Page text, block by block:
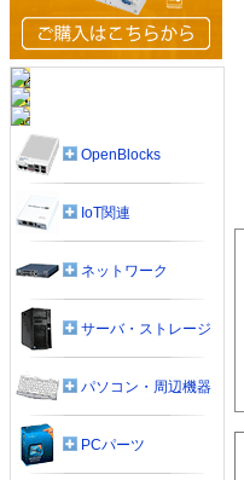
OpenBlocks
IoT関連
ネットワーク
サーバ・ストレージ
パソコン・周辺機器
PCパーツ